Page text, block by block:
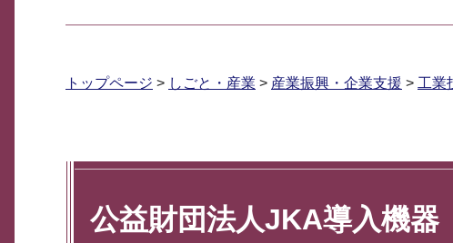
トップページ > しごと・産業 > 産業振興・企業支援 > 工業
公益財団法人JKA導入機器